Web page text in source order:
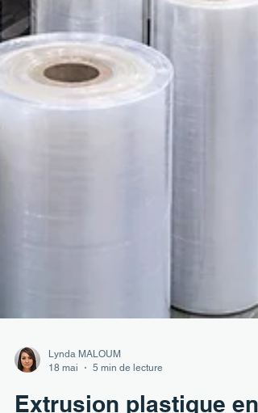
Lynda MALOUM
18 mai
5 min de lecture